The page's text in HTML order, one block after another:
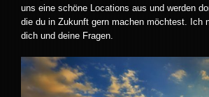
uns eine schöne Locations aus und werden
die du in Zukunft gern machen möchtest. Ich
dich und deine Fragen.